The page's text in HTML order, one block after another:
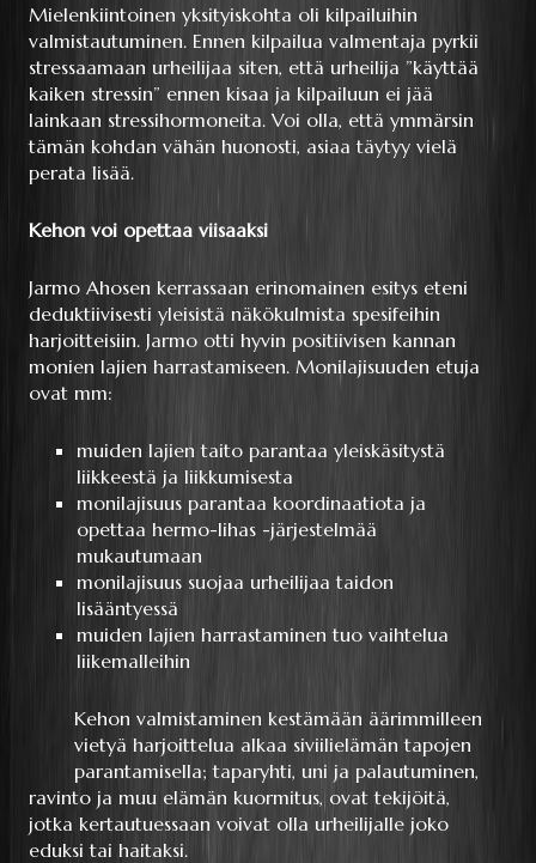
Mielenkiintoinen yksityiskohta oli kilpailuihin
valmistautuminen. Ennen kilpailua valmentaja pyrkii
stressaamaan urheilijaa siten, että urheilija ”käyttää
kaiken stressin” ennen kisaa ja kilpailuun ei jää
lainkaan stressihormoneita. Voi olla, että ymmärsin
tämän kohdan vähän huonosti, asiaa täytyy vielä
perata lisää.
Kehon voi opettaa viisaaksi
Jarmo Ahosen kerrassaan erinomainen esitys eteni
deduktiivisesti yleisistä näkökulmista spesifeihin
harjoitteisiin. Jarmo otti hyvin positiivisen kannan
monien lajien harrastamiseen. Monilajisuuden etuja
ovat mm:
muiden lajien taito parantaa yleiskäsitystä
liikkeestä ja liikkumisesta
monilajisuus parantaa koordinaatiota ja
opettaa hermo-lihas -järjestelmää
mukautumaan
monilajisuus suojaa urheilijaa taidon
lisääntyessä
muiden lajien harrastaminen tuo vaihtelua
liikemalleihin
Kehon valmistaminen kestämään äärimmilleen
vietyä harjoittelua alkaa siviilielämän tapojen
parantamisella; taparyhti, uni ja palautuminen,
ravinto ja muu elämän kuormitus, ovat tekijöitä,
jotka kertautuessaan voivat olla urheilijalle joko
eduksi tai haitaksi.